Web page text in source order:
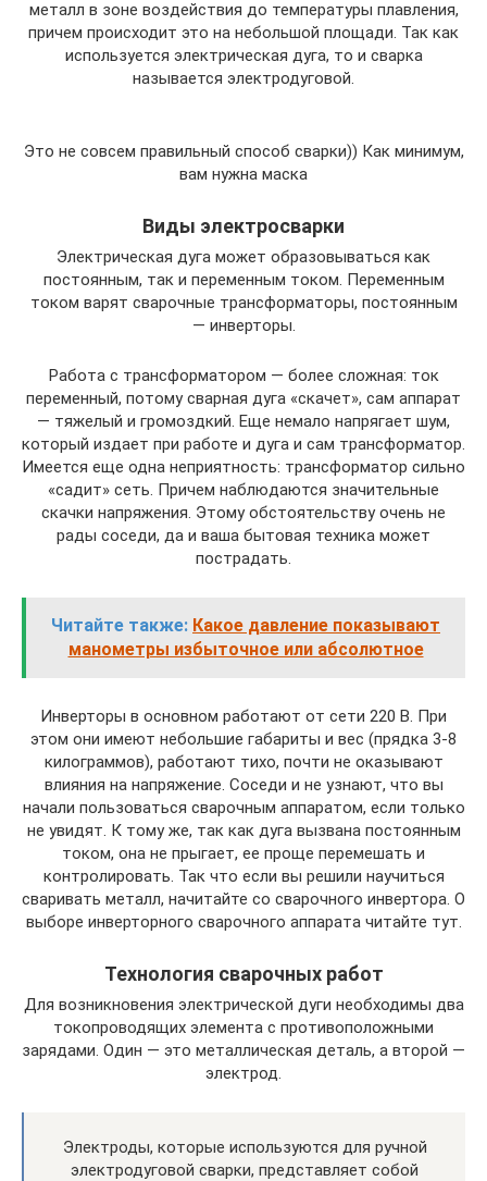
металл в зоне воздействия до температуры плавления,
причем происходит это на небольшой площади. Так как
используется электрическая дуга, то и сварка
называется электродуговой.
Это не совсем правильный способ сварки)) Как минимум,
вам нужна маска
Виды электросварки
Электрическая дуга может образовываться как
постоянным, так и переменным током. Переменным
током варят сварочные трансформаторы, постоянным
— инверторы.
Работа с трансформатором — более сложная: ток
переменный, потому сварная дуга «скачет», сам аппарат
— тяжелый и громоздкий. Еще немало напрягает шум,
который издает при работе и дуга и сам трансформатор.
Имеется еще одна неприятность: трансформатор сильно
«садит» сеть. Причем наблюдаются значительные
скачки напряжения. Этому обстоятельству очень не
рады соседи, да и ваша бытовая техника может
пострадать.
Читайте также: Какое давление показывают
манометры избыточное или абсолютное
Инверторы в основном работают от сети 220 В. При
этом они имеют небольшие габариты и вес (прядка 3-8
килограммов), работают тихо, почти не оказывают
влияния на напряжение. Соседи и не узнают, что вы
начали пользоваться сварочным аппаратом, если только
не увидят. К тому же, так как дуга вызвана постоянным
током, она не прыгает, ее проще перемешать и
контролировать. Так что если вы решили научиться
сваривать металл, начитайте со сварочного инвертора. О
выборе инверторного сварочного аппарата читайте тут.
Технология сварочных работ
Для возникновения электрической дуги необходимы два
токопроводящих элемента с противоположными
зарядами. Один — это металлическая деталь, а второй —
электрод.
Электроды, которые используются для ручной
электродуговой сварки, представляет собой